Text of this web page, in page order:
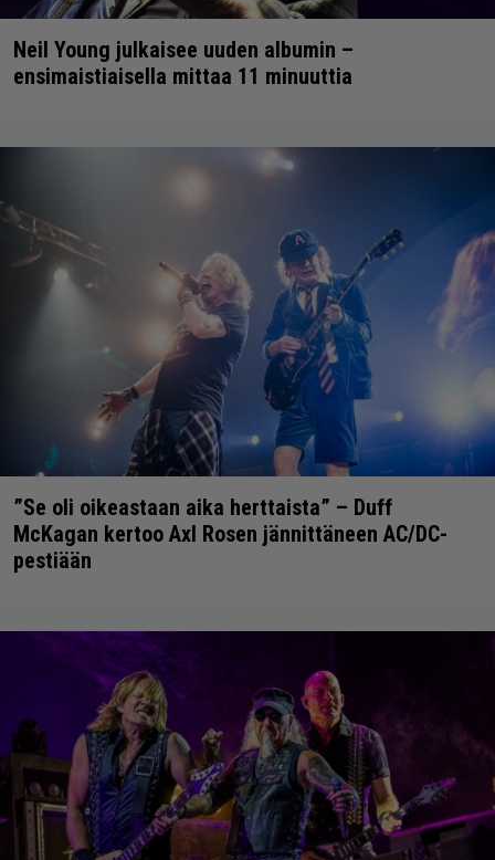
Neil Young julkaisee uuden albumin –
ensimaistiaisella mittaa 11 minuuttia
”Se oli oikeastaan aika herttaista” – Duff
McKagan kertoo Axl Rosen jännittäneen AC/DC-
pestiään